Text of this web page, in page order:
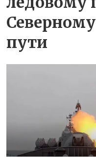
пути